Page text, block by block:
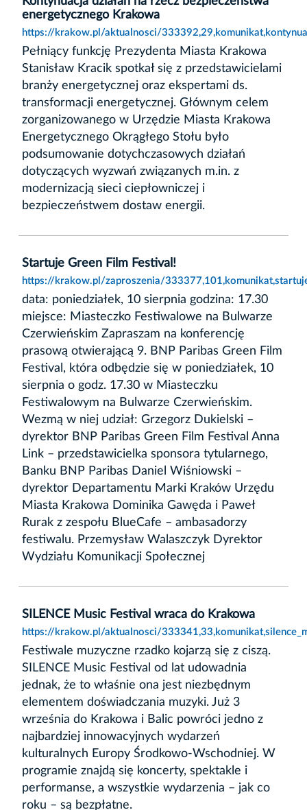
energetycznego Krakowa
https://krakow.pl/aktualnosci/
Pełniący funkcję Prezydenta Miasta Krakowa
Stanisław Kracik spotkał się z przedstawicielami
branży energetycznej oraz ekspertami ds.
transformacji energetycznej. Głównym celem
zorganizowanego w Urzędzie Miasta Krakowa
Energetycznego Okrągłego Stołu było
podsumowanie dotychczasowych działań
dotyczących wyzwań związanych m.in. z
modernizacją sieci ciepłowniczej i
bezpieczeństwem dostaw energii.
Startuje Green Film Festival!
https://krakow.pl/zaproszenia/
data: poniedziałek, 10 sierpnia godzina: 17.30
miejsce: Miasteczko Festiwalowe na Bulwarze
Czerwieńskim Zapraszam na konferencję
prasową otwierającą 9. BNP Paribas Green Film
Festival, która odbędzie się w poniedziałek, 10
sierpnia o godz. 17.30 w Miasteczku
Festiwalowym na Bulwarze Czerwieńskim.
Wezmą w niej udział: Grzegorz Dukielski –
dyrektor BNP Paribas Green Film Festival Anna
Link – przedstawicielka sponsora tytularnego,
Banku BNP Paribas Daniel Wiśniowski –
dyrektor Departamentu Marki Kraków Urzędu
Miasta Krakowa Dominika Gawęda i Paweł
Rurak z zespołu BlueCafe – ambasadorzy
festiwalu. Przemysław Walaszczyk Dyrektor
Wydziału Komunikacji Społecznej
SILENCE Music Festival wraca do Krakowa
https://krakow.pl/aktualnosci/
Festiwale muzyczne rzadko kojarzą się z ciszą.
SILENCE Music Festival od lat udowadnia
jednak, że to właśnie ona jest niezbędnym
elementem doświadczania muzyki. Już 3
września do Krakowa i Balic powróci jedno z
najbardziej innowacyjnych wydarzeń
kulturalnych Europy Środkowo-Wschodniej. W
programie znajdą się koncerty, spektakle i
performanse, a wszystkie wydarzenia – jak co
roku – są bezpłatne.